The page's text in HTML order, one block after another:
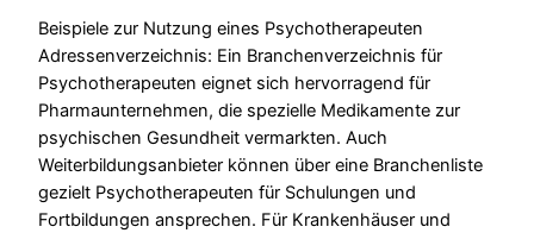
Beispiele zur Nutzung eines Psychotherapeuten
Adressenverzeichnis: Ein Branchenverzeichnis für
Psychotherapeuten eignet sich hervorragend für
Pharmaunternehmen, die spezielle Medikamente zur
psychischen Gesundheit vermarkten. Auch
Weiterbildungsanbieter können über eine Branchenliste
gezielt Psychotherapeuten für Schulungen und
Fortbildungen ansprechen. Für Krankenhäuser und